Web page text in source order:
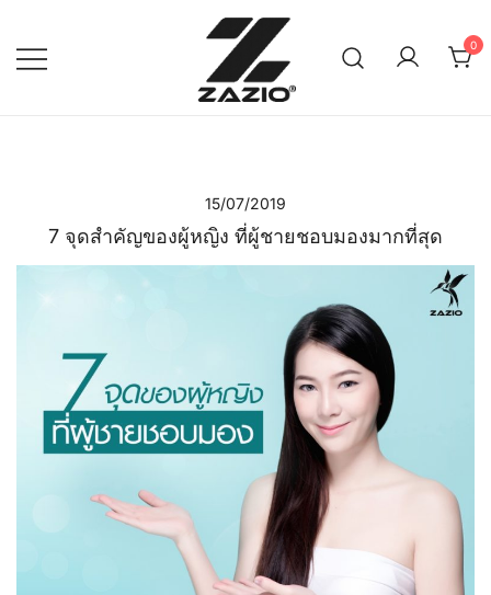
content
0
15/07/2019
7 จุดสำคัญของผู้หญิง ที่ผู้ชายชอบมองมากที่สุด